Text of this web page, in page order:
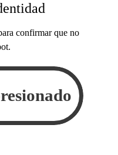
confirmar que no